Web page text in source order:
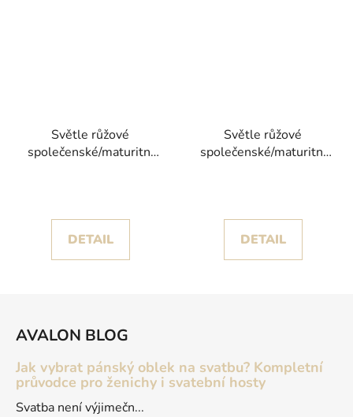
Světle růžové
společenské/maturitní
DETAIL
Světle růžové
společenské/maturitní
DETAIL
AVALON BLOG
Jak vybrat pánský oblek na svatbu? Kompletní
průvodce pro ženichy i svatební hosty
Svatba není výjimečn...